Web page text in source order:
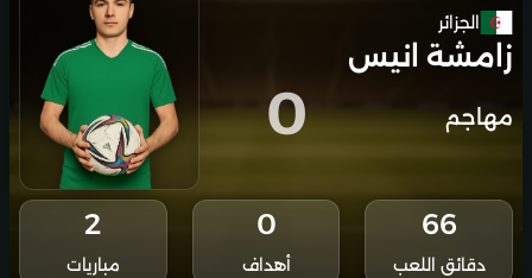
الجزائر
زامشة انيس
مهاجم 0
66
دقائق اللعب
0
أهداف
2
مباريات